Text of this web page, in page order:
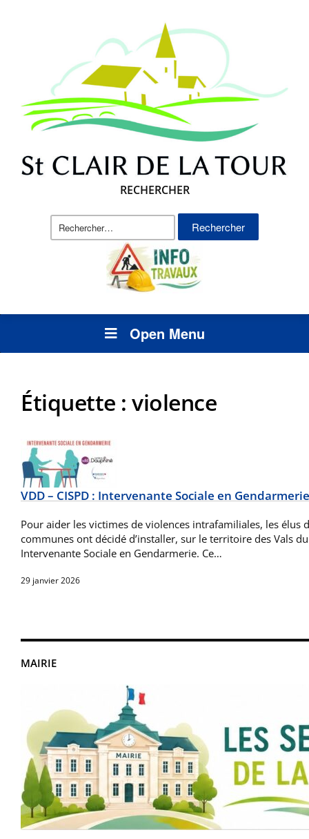
RECHERCHER
Rechercher :
Open Menu
MAIRIE
Étiquette : violence
VDD – CISPD : Intervenante Sociale en Gendarmerie
Pour aider les victimes de violences intrafamiliales, les élus
communes ont décidé d’installer, sur le territoire des Vals
Intervenante Sociale en Gendarmerie. Ce…
29 janvier 2026